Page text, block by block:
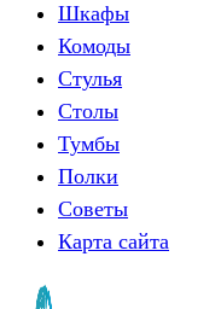
Шкафы
Комоды
Стулья
Столы
Тумбы
Полки
Советы
Карта сайта